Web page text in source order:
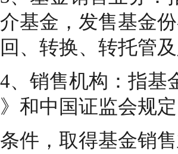
基金，发售基金
、转换、转托管
和中国证监会规
件，取得基金销